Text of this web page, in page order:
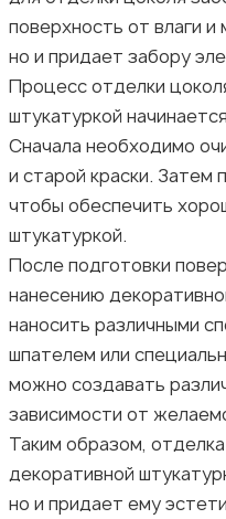
поверхность от влаги
но и придает забору
Процесс отделки
штукатуркой
Сначала необходимо
и старой краски. Затем
чтобы обеспечить
штукатуркой.
После подготовки
нанесению
наносить различными
шпателем или
можно создавать
зависимости от
Таким образом,
декоративной
но и придает ему